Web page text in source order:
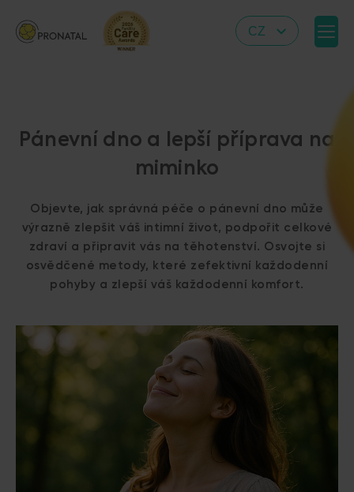
CZ
PL
UA
FR
Pánevní dno a lepší příprava na
miminko
Objevte, jak správná péče o pánevní dno může
výrazně zlepšit váš intimní život, podpořit celkové
zdraví a připravit vás na těhotenství. Osvojte si
osvědčené metody, které zefektivní každodenní
pohyby a zlepší váš každodenní komfort.